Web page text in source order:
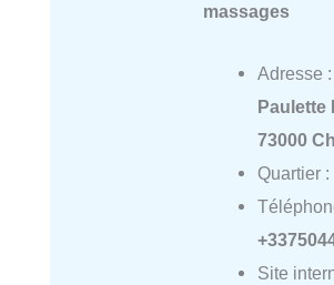
massages
Adresse :
Paulette
73000
Quartier :
Site